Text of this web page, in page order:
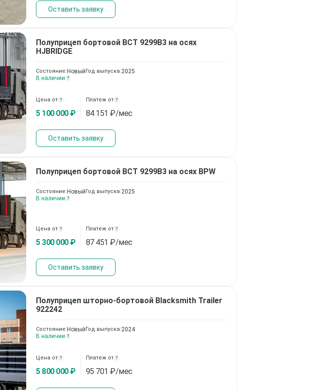
Оставить заявку
Полуприцеп бортовой ВСТ 9299В3 на осях
HJBRIDGE
Состояние: НовыйГод выпуска:2025
В наличии ?
Цена от ?
5 100 000 ₽
Платеж от ?
84 151 ₽/мес
Оставить заявку
Полуприцеп бортовой ВСТ 9299В3 на осях BPW
Состояние: НовыйГод выпуска:2025
В наличии ?
Цена от ?
5 300 000 ₽
Платеж от ?
87 451 ₽/мес
Оставить заявку
Полуприцеп шторно-бортовой Blacksmith Trailer
922242
Состояние: НовыйГод выпуска:2024
В наличии ?
Цена от ?
5 800 000 ₽
Платеж от ?
95 701 ₽/мес